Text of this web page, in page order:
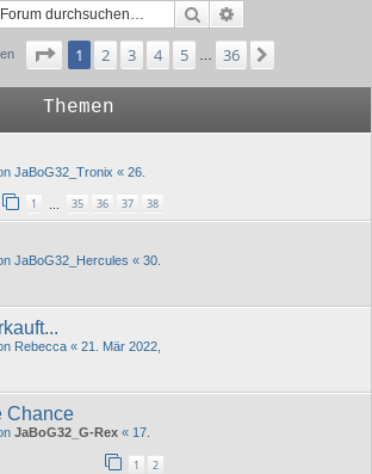
Suche
Seite von
1 2 3 4 5 36
Themen
JaBoG32_Tronix « 26.
1 35 36 37 38
JaBoG32_Hercules « 30.
Rebecca « 21. Mär 2022,
Chance
JaBoG32_G-Rex « 17.
1 2